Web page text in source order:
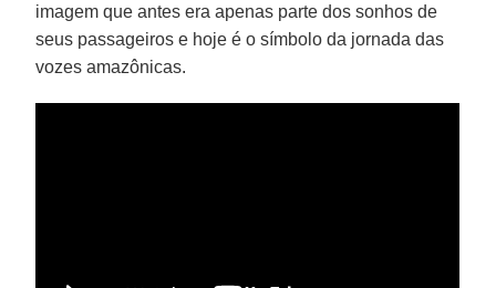
imagem que antes era apenas parte dos sonhos de
seus passageiros e hoje é o símbolo da jornada das
vozes amazônicas.